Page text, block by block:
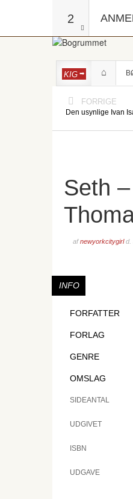
2
KIG
FORRIGE
Den usynlige Ivan
Seth
afnewyorkcitygirld.
INFO
FORFATTER
FORLAG
GENRE
OMSLAG
SIDEANTAL
UDGIVET
ISBN
UDGAVE